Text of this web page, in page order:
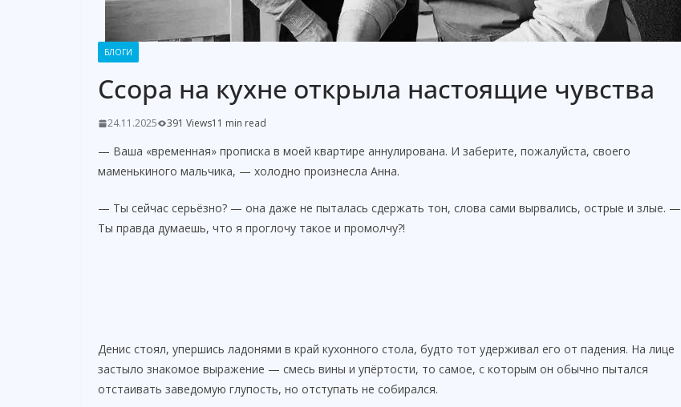
БЛОГИ
Ссора на кухне открыла настоящие чувства
24.11.2025 391 Views11 min read
— Ваша «временная» прописка в моей квартире аннулирована. И заберите, пожалуйста, своего
маменькиного мальчика, — холодно произнесла Анна.
— Ты сейчас серьёзно? — она даже не пыталась сдержать тон, слова сами вырвались, острые и злые. —
Ты правда думаешь, что я проглочу такое и промолчу?!
Денис стоял, упершись ладонями в край кухонного стола, будто тот удерживал его от падения. На лице
застыло знакомое выражение — смесь вины и упёртости, то самое, с которым он обычно пытался
отстаивать заведомую глупость, но отступать не собирался.